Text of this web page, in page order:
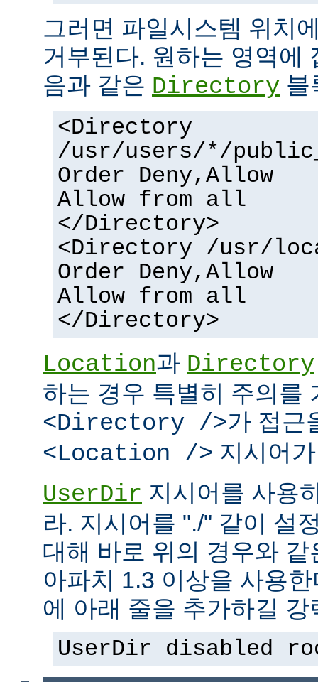
그러면 파일시스템 위치
거부된다. 원하는 영역에
음과 같은 Directory 블
<Directory
/usr/users/*/
Order Deny,Allow
Allow from all
</Directory>
<Directory /usr/
Order Deny,Allow
Allow from all
</Directory>
Location과 Directory
하는 경우 특별히 주의를
<Directory />가 접근
<Location /> 지시어
UserDir 지시어를 사용
라. 지시어를 "./" 같이 설
대해 바로 위의 경우와
아파치 1.3 이상을 사용
에 아래 줄을 추가하길 강
UserDir disabled